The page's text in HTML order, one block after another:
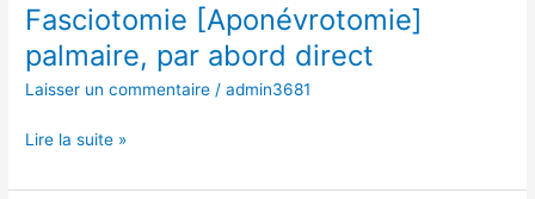
Fasciotomie [Aponévrotomie]
palmaire, par abord direct
Laisser un commentaire /admin3681
Fasciotomie
[Aponévrotomie]
palmaire,
par
direct
Lire la suite »